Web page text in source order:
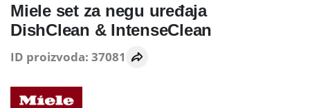
Miele set za negu uređaja
DishClean & IntenseClean
ID proizvoda: 37081